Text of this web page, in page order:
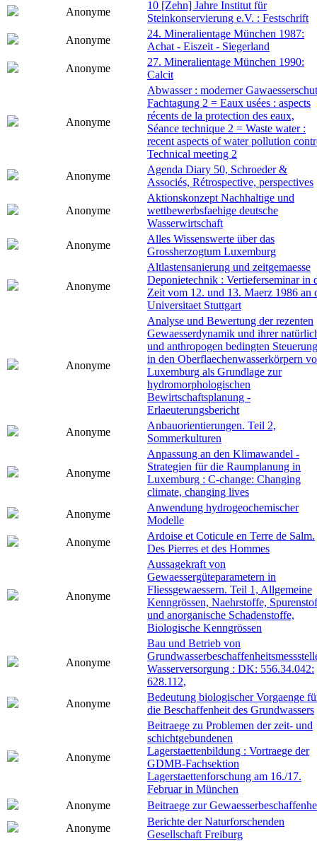
Anonyme
10 [Zehn] Jahre Institut für
Steinkonservierung e.V. : Festschrift
Anonyme
24. Mineralientage München 1987:
Achat - Eiszeit - Siegerland
Anonyme
27. Mineralientage München 1990:
Calcit
Anonyme
Abwasser : moderner
Fachtagung 2 = Eaux usées : aspects
récents de la protection des eaux,
Séance technique 2 = Waste water :
recent aspects of water pollution
Technical meeting 2
Anonyme
Agenda Diary 50, Schroeder &
Associés, Rétrospective, perspectives
Anonyme
Aktionskonzept Nachhaltige und
wettbewerbsfaehige deutsche
Wasserwirtschaft
Anonyme
Alles Wissenswerte über das
Grossherzogtum Luxemburg
Anonyme
Altlastensanierung und zeitgemaesse
Deponietechnik : Vertieferseminar in
Zeit vom 12. und 13. Maerz 1986 an
Universitaet Stuttgart
Anonyme
Analyse und Bewertung der rezenten
Gewaesserdynamik und ihrer
und anthropogen bedingten Steuerung
in den Oberflaechenwasserkörpern
Luxemburg als Grundlage zur
hydromorphologischen
Bewirtschaftsplanung -
Erlaeuterungsbericht
Anonyme
Anbauorientierungen. Teil 2,
Sommerkulturen
Anonyme
Anpassung an den Klimawandel -
Strategien für die Raumplanung in
Luxemburg : C-change: Changing
climate, changing lives
Anonyme
Anwendung hydrogeochemischer
Modelle
Anonyme
Ardoise et Coticule en Terre de Salm.
Des Pierres et des Hommes
Anonyme
Aussagekraft von
Gewaessergüteparametern in
Fliessgewaessern. Teil 1, Allgemeine
Kenngrössen, Naehrstoffe,
und anorganische Schadenstoffe,
Biologische Kenngrössen
Anonyme
Bau und Betrieb von
Wasserversorgung : DK: 556.34.042:
628.112,
Anonyme
Bedeutung biologischer Vorgaenge
die Beschaffenheit des Grundwassers
Anonyme
Beitraege zu Problemen der zeit- und
schichtgebundenen
Lagerstaettenbildung : Vortraege der
GDMB-Fachsektion
Lagerstaettenforschung am 16./17.
Februar in München
Anonyme
Beitraege zur
Anonyme
Berichte der Naturforschenden
Gesellschaft Freiburg